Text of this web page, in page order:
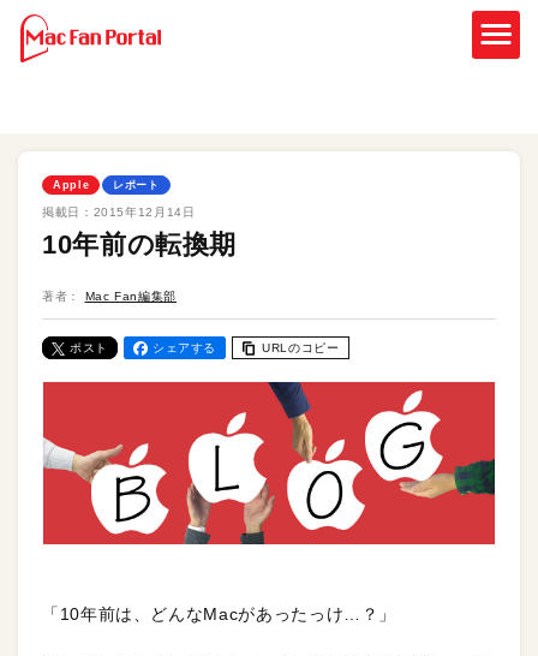
Apple レポート
掲載日： 2015年12月14日
10年前の転換期
著者： Mac Fan編集部
ポスト シェアする URLのコピー
「10年前は、どんなMacがあったっけ…？」